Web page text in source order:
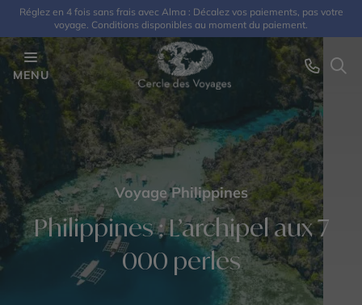
Réglez en 4 fois sans frais avec Alma : Décalez vos paiements, pas votre
voyage. Conditions disponibles au moment du paiement.
MENU
Voyage Philippines
Philippines : L’archipel aux 7
000 perles